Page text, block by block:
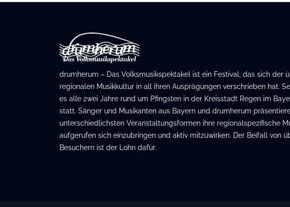
drumherum – Das Volksmusikspektakel ist ein Festival, das sich der
regionalen Musikkultur in all ihren Ausprägungen verschrieben hat.
es alle zwei Jahre rund um Pfingsten in der Kreisstadt Regen im
statt. Sänger und Musikanten aus Bayern und drumherum
unterschiedlichsten Veranstaltungsformen ihre regionalspezifische
aufgerufen sich einzubringen und aktiv mitzuwirken. Der Beifall von
Besuchern ist der Lohn dafür.